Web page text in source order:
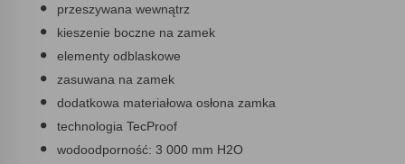
przeszywana wewnątrz
kieszenie boczne na zamek
elementy odblaskowe
zasuwana na zamek
dodatkowa materiałowa osłona zamka
technologia TecProof
wodoodporność: 3 000 mm H2O